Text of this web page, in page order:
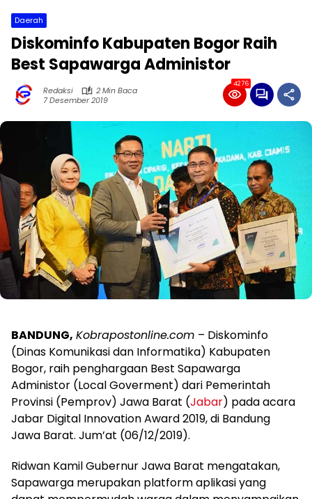
Daerah
Diskominfo Kabupaten Bogor Raih
Best Sapawarga Administor
Redaksi
2 Min Baca
7 Desember 2019
4276
BANDUNG, Kobrapostonline.com – Diskominfo
(Dinas Komunikasi dan Informatika) Kabupaten
Bogor, raih penghargaan Best Sapawarga
Administor (Local Goverment) dari Pemerintah
Provinsi (Pemprov) Jawa Barat (Jabar) pada acara
Jabar Digital Innovation Award 2019, di Bandung
Jawa Barat. Jum’at (06/12/2019).
Ridwan Kamil Gubernur Jawa Barat mengatakan,
Sapawarga merupakan platform aplikasi yang